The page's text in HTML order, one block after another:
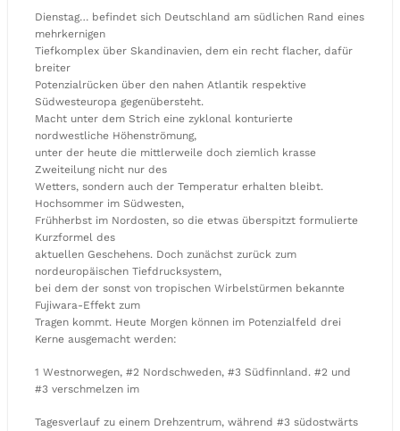
Dienstag… befindet sich Deutschland am südlichen Rand eines
mehrkernigen
Tiefkomplex über Skandinavien, dem ein recht flacher, dafür
breiter
Potenzialrücken über den nahen Atlantik respektive
Südwesteuropa gegenübersteht.
Macht unter dem Strich eine zyklonal konturierte
nordwestliche Höhenströmung,
unter der heute die mittlerweile doch ziemlich krasse
Zweiteilung nicht nur des
Wetters, sondern auch der Temperatur erhalten bleibt.
Hochsommer im Südwesten,
Frühherbst im Nordosten, so die etwas überspitzt formulierte
Kurzformel des
aktuellen Geschehens. Doch zunächst zurück zum
nordeuropäischen Tiefdrucksystem,
bei dem der sonst von tropischen Wirbelstürmen bekannte
Fujiwara-Effekt zum
Tragen kommt. Heute Morgen können im Potenzialfeld drei
Kerne ausgemacht werden:
1 Westnorwegen, #2 Nordschweden, #3 Südfinnland. #2 und
#3 verschmelzen im
Tagesverlauf zu einem Drehzentrum, während #3 südostwärts